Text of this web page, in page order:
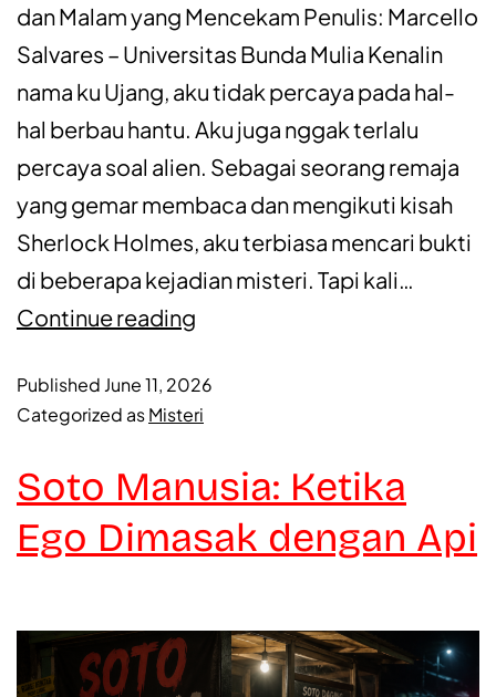
dan Malam yang Mencekam Penulis: Marcello
Salvares – Universitas Bunda Mulia Kenalin
nama ku Ujang, aku tidak percaya pada hal-
hal berbau hantu. Aku juga nggak terlalu
percaya soal alien. Sebagai seorang remaja
yang gemar membaca dan mengikuti kisah
Sherlock Holmes, aku terbiasa mencari bukti
di beberapa kejadian misteri. Tapi kali…
Continue reading
Published June 11, 2026
Categorized asMisteri
Soto Manusia: Ketika
Ego Dimasak dengan Api